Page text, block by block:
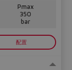
Pmax
350
bar
配置